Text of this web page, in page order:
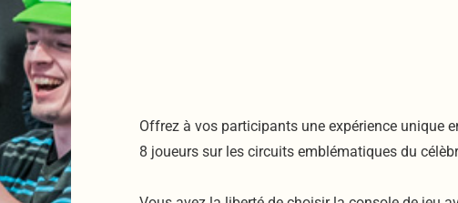
Offrez à vos participants une expérience unique
8 joueurs sur les circuits emblématiques du